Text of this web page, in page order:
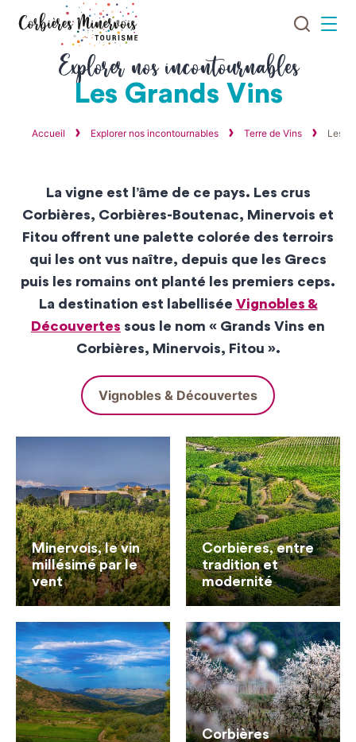
Corbières
Minervois
JeMenu
Explorer nos incontournables
Les Grands Vins
Accueil Explorer nos incontournables Terre de Vins Les
La vigne est l’âme de ce pays. Les crus
Corbières, Corbières-Boutenac, Minervois et
Fitou offrent une palette colorée des terroirs
qui les ont vus naître, depuis que les Grecs
puis les romains ont planté les premiers ceps.
La destination est labellisée Vignobles &
Découvertes sous le nom « Grands Vins en
Corbières, Minervois, Fitou ».
Vignobles & Découvertes
Minervois, le vin
millésimé par le
vent
Corbières, entre
tradition et
modernité
Corbières